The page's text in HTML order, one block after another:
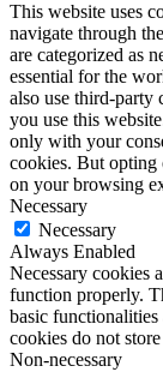
This website uses
navigate through
are categorized as
essential for the
also use third-party
you use this
only with your
cookies. But opting
on your browsing
Necessary
Necessary
Always Enabled
Necessary cookies
function properly.
basic functionalities
cookies do not
Non-necessary